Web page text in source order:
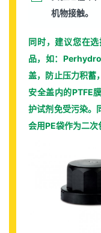
机物接触。
同时，建议您在
品，如：
盖，防止压力积蓄
安全盖内的PTFE
护试剂免受污染。
会用PE袋作为二次